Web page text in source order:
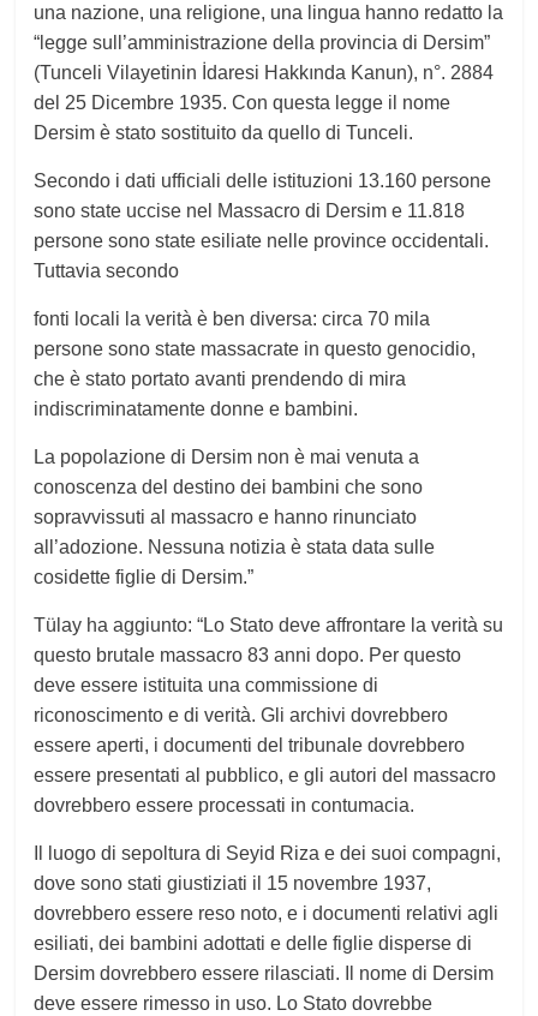
una nazione, una religione, una lingua hanno redatto la
“legge sull’amministrazione della provincia di Dersim”
(Tunceli Vilayetinin İdaresi Hakkında Kanun), n°. 2884
del 25 Dicembre 1935.Con questa legge il nome
Dersim è stato sostituito da quello di Tunceli.
Secondo i dati ufficiali delle istituzioni 13.160 persone
sono state uccise nel Massacro di Dersim e 11.818
persone sono state esiliate nelle province occidentali.
Tuttavia secondo
fonti locali la verità è ben diversa: circa 70 mila
persone sono state massacrate in questo genocidio,
che è stato portato avanti prendendo di mira
indiscriminatamente donne e bambini.
La popolazione di Dersim non è mai venuta a
conoscenza del destino dei bambini che sono
sopravvissuti al massacro e hanno rinunciato
all’adozione. Nessuna notizia è stata data sulle
cosidette figlie di Dersim.”
Tülay ha aggiunto: “Lo Stato deve affrontare la verità su
questo brutale massacro 83 anni dopo. Per questo
deve essere istituita una commissione di
riconoscimento e di verità. Gli archivi dovrebbero
essere aperti, i documenti del tribunale dovrebbero
essere presentati al pubblico, e gli autori del massacro
dovrebbero essere processati in contumacia.
Il luogo di sepoltura di Seyid Riza e dei suoi compagni,
dove sono stati giustiziati il 15 novembre 1937,
dovrebbero essere reso noto, e i documenti relativi agli
esiliati, dei bambini adottati e delle figlie disperse di
Dersim dovrebbero essere rilasciati. Il nome di Dersim
deve essere rimesso in uso. Lo Stato dovrebbe